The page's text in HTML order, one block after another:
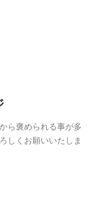
ら褒められる事が多
しくお願いいたしま